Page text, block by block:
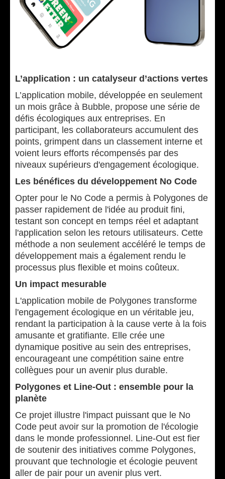
L’application : un catalyseur d’actions vertes
L’application mobile, développée en seulement
un mois grâce à Bubble, propose une série de
défis écologiques aux entreprises. En
participant, les collaborateurs accumulent des
points, grimpent dans un classement interne et
voient leurs efforts récompensés par des
niveaux supérieurs d'engagement écologique.
Les bénéfices du développement No Code
Opter pour le No Code a permis à Polygones de
passer rapidement de l'idée au produit fini,
testant son concept en temps réel et adaptant
l'application selon les retours utilisateurs. Cette
méthode a non seulement accéléré le temps de
développement mais a également rendu le
processus plus flexible et moins coûteux.
Un impact mesurable
L'application mobile de Polygones transforme
l'engagement écologique en un véritable jeu,
rendant la participation à la cause verte à la fois
amusante et gratifiante. Elle crée une
dynamique positive au sein des entreprises,
encourageant une compétition saine entre
collègues pour un avenir plus durable.
Polygones et Line-Out : ensemble pour la
planète
Ce projet illustre l'impact puissant que le No
Code peut avoir sur la promotion de l'écologie
dans le monde professionnel. Line-Out est fier
de soutenir des initiatives comme Polygones,
prouvant que technologie et écologie peuvent
aller de pair pour un avenir plus vert.